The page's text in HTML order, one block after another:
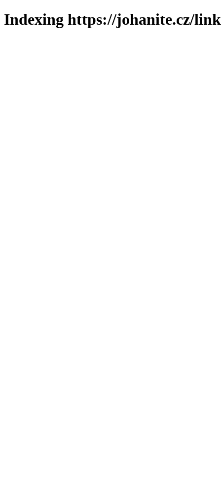
Indexing https://johanite.cz/